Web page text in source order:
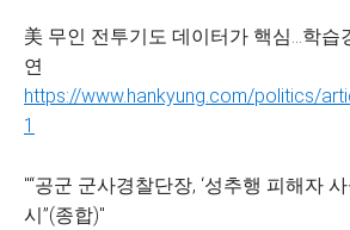
美 무인 전투기도 데이터가 핵심…학습
연
https://www.hankyung.com/politics/
1
"“공군 군사경찰단장, ‘성추행 피해자
시”(종합)"